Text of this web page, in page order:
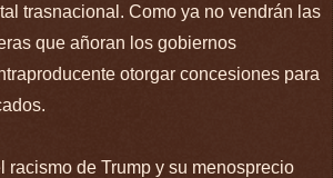
trasnacional. Como ya no vendrán las
que añoran los gobiernos
otorgar concesiones para
racismo de Trump y su menosprecio